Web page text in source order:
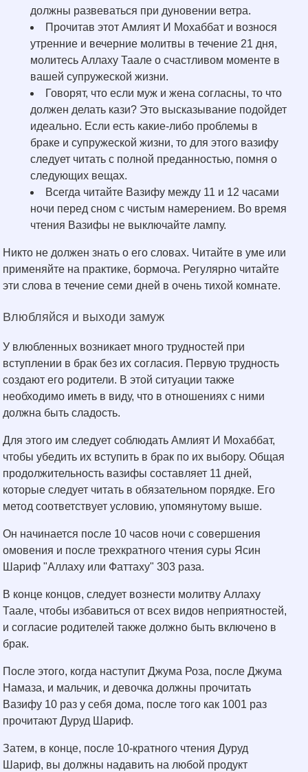
должны развеваться при дуновении ветра.
Прочитав этот Амлият И Мохаббат и вознося
утренние и вечерние молитвы в течение 21 дня,
молитесь Аллаху Таале о счастливом моменте в
вашей супружеской жизни.
Говорят, что если муж и жена согласны, то что
должен делать кази? Это высказывание подойдет
идеально. Если есть какие-либо проблемы в
браке и супружеской жизни, то для этого вазифу
следует читать с полной преданностью, помня о
следующих вещах.
Всегда читайте Вазифу между 11 и 12 часами
ночи перед сном с чистым намерением. Во время
чтения Вазифы не выключайте лампу.
Никто не должен знать о его словах. Читайте в уме или
применяйте на практике, бормоча. Регулярно читайте
эти слова в течение семи дней в очень тихой комнате.
Влюбляйся и выходи замуж
У влюбленных возникает много трудностей при
вступлении в брак без их согласия. Первую трудность
создают его родители. В этой ситуации также
необходимо иметь в виду, что в отношениях с ними
должна быть сладость.
Для этого им следует соблюдать Амлият И Мохаббат,
чтобы убедить их вступить в брак по их выбору. Общая
продолжительность вазифы составляет 11 дней,
которые следует читать в обязательном порядке. Его
метод соответствует условию, упомянутому выше.
Он начинается после 10 часов ночи с совершения
омовения и после трехкратного чтения суры Ясин
Шариф "Аллаху или Фаттаху" 303 раза.
В конце концов, следует вознести молитву Аллаху
Таале, чтобы избавиться от всех видов неприятностей,
и согласие родителей также должно быть включено в
брак.
После этого, когда наступит Джума Роза, после Джума
Намаза, и мальчик, и девочка должны прочитать
Вазифу 10 раз у себя дома, после того как 1001 раз
прочитают Дуруд Шариф.
Затем, в конце, после 10-кратного чтения Дуруд
Шариф, вы должны надавить на любой продукт